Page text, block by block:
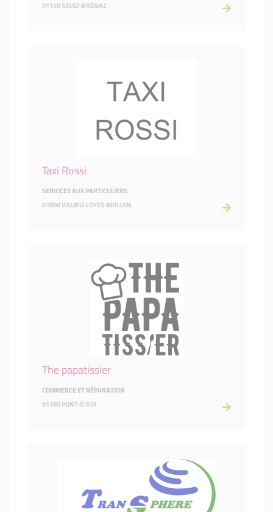
01150 SAULT-BRÉNAZ
Taxi Rossi
SERVICES AUX PARTICULIERS
01800 VILLIEU-LOYES-MOLLON
The papatissier
COMMERCE ET RÉPARATION
01160 PONT-D'AIN